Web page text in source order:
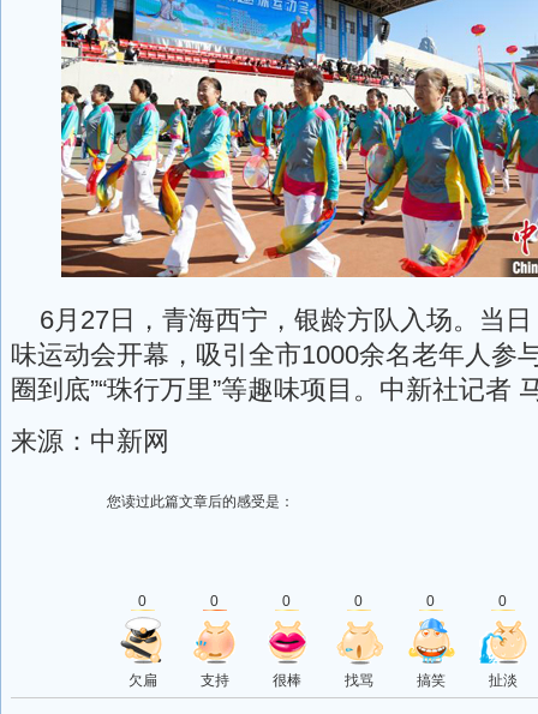
6月27日，青海西宁，银龄方队入场。当
味运动会开幕，吸引全市1000余名老年人参
圈到底”“珠行万里”等趣味项目。中新社记者
来源：中新网
您读过此篇文章后的感受是：
0 0 0 0 0 0
欠扁 支持 很棒 找骂 搞笑 扯淡